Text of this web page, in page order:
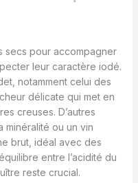
secs pour accompagner
leur caractère iodé.
notamment celui des
délicate qui met en
creuses. D’autres
minéralité ou un vin
brut, idéal avec des
entre l’acidité du
reste crucial.